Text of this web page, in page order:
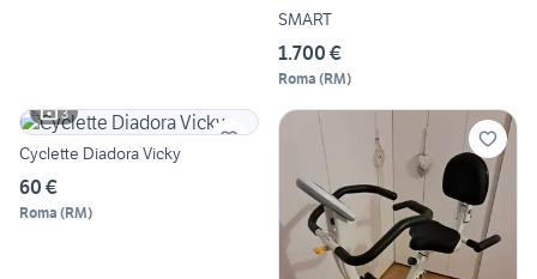
SMART
1.700 €
Roma (RM)
3
Cyclette Diadora Vicky
60 €
Roma (RM)